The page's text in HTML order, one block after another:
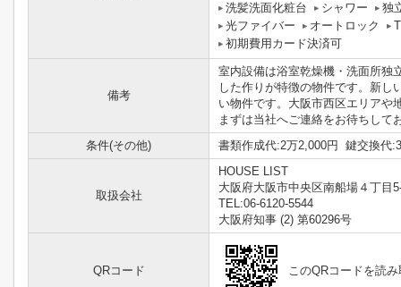
洗髪洗面化粧台
シャワー
独
光ファイバー
オートロック
初期費用カード決済可
備考
室内設備は浴室乾燥機・洗面所独
した作りが特徴の物件です。新し
い物件です。大阪市西区エリアや
まずは当社へご連絡をお待ちして
条件(その他)
書類作成代:2万2,000円 鍵交換代
取扱会社
HOUSE LIST
大阪府大阪市中央区南船場４丁目
TEL:06-6120-5544
大阪府知事 (2) 第60296号
QRコード このQRコードを読